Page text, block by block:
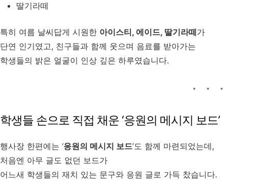
딸기라떼
특히 여름 날씨답게 시원한 아이스티, 에이드, 딸기라떼가
단연 인기였고, 친구들과 함께 웃으며 음료를 받아가는
학생들의 밝은 얼굴이 인상 깊은 하루였습니다.
학생들 손으로 직접 채운 ‘응원의 메시지 보드’
행사장 한편에는 ‘응원의 메시지 보드’도 함께 마련되었는데,
처음엔 아무 글도 없던 보드가
어느새 학생들의 재치 있는 문구와 응원 글로 가득 찼습니다.